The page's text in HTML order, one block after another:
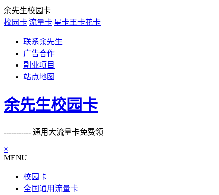
余先生校园卡
校园卡|流量卡|星卡王卡花卡
联系余先生
广告合作
副业项目
站点地图
余先生校园卡
----------- 通用大流量卡免费领
×
MENU
校园卡
全国通用流量卡